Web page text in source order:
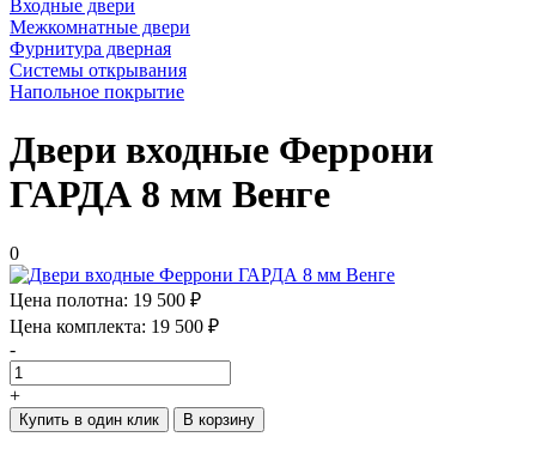
Входные двери
Межкомнатные двери
Фурнитура дверная
Системы открывания
Напольное покрытие
Двери входные Феррони
ГАРДА 8 мм Венге
0
Цена полотна: 19 500 ₽
Цена комплекта: 19 500 ₽
-
+
Купить в один клик В корзину